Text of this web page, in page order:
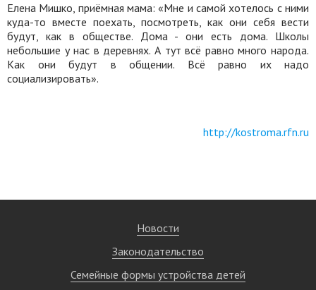
Елена Мишко, приёмная мама: «Мне и самой хотелось с ними
куда-то вместе поехать, посмотреть, как они себя вести
будут, как в обществе. Дома - они есть дома. Школы
небольшие у нас в деревнях. А тут всё равно много народа.
Как они будут в общении. Всё равно их надо
социализировать».
http://kostroma.rfn.ru
Новости
Законодательство
Семейные формы устройства детей